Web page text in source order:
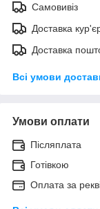
Самовивіз
Доставка
Доставка
Всі умови
Умови оплати
Післяплата
Готівкою
Оплата за